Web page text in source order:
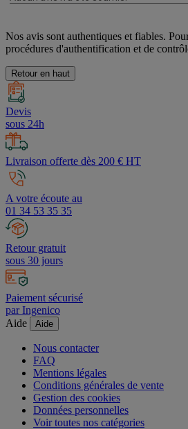
Nos avis sont authentiques et fiables.
procédures d'authentification et de
Retour en haut
Devis
sous 24h
Livraison offerte dès 200 € HT
A votre écoute au
01 34 53 35 35
Retour gratuit
sous 30 jours
Paiement sécurisé
par Ingenico
Aide
Aide
Nous contacter
FAQ
Mentions légales
Conditions générales de vente
Gestion des cookies
Données personnelles
Voir toutes nos catégories